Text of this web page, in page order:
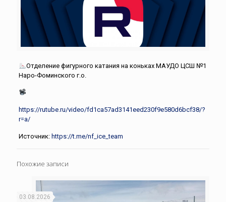
Отделение фигурного катания на коньках МАУДО ЦСШ №1
Наро-Фоминского г.о.
https://rutube.ru/video/fd1ca57ad3141eed230f9e580d6bcf38/?
r=a/
Источник: https://t.me/nf_ice_team
Похожие записи
03.08.2026